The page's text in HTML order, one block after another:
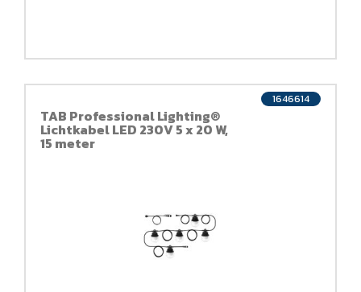
TAB Professional Lighting®
Lichtkabel LED 230V 5 x 20 W,
15 meter
1646614